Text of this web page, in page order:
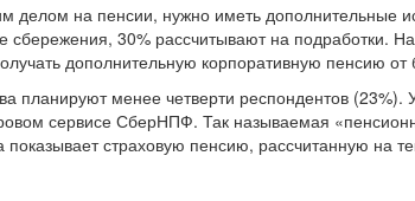
делом на пенсии, нужно иметь дополнительные
сбережения, 30% рассчитывают на подработки.
дополнительную корпоративную пенсию
планируют менее четверти респондентов (23%).
сервисе СберНПФ. Так называемая
страховую пенсию, рассчитанную на